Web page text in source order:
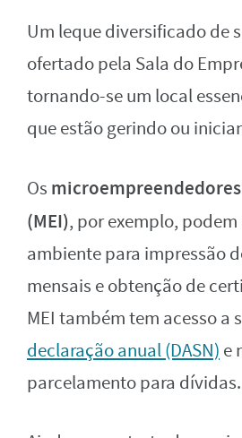
Um leque diversificado de
ofertado pela Sala do
tornando-se um local
que estão gerindo ou
Os
(MEI), por exemplo,
ambiente para impressão
mensais e obtenção de
MEI também tem acesso a
declaração anual (DASN) e
parcelamento para dívidas.